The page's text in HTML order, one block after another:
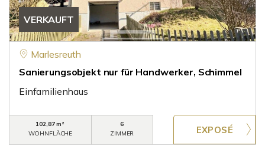
VERKAUFT
Marlesreuth
Sanierungsobjekt nur für Handwerker, Schimmel
Einfamilienhaus
102,87 m²
WOHNFLÄCHE
6
ZIMMER